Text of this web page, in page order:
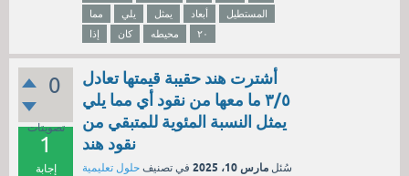
مما
يلي يمثل أبعاد
المستطيل
إذا
كان محيطه ٢٠
0
تصويتات
1
إجابة
أشترت هند حقيبة قيمتها تعادل
٣/٥ ما معها من نقود أي مما يلي
يمثل النسبة المئوية للمتبقي من
نقود هند
سُئل مارس 10، 2025 في تصنيف حلول تعليمية